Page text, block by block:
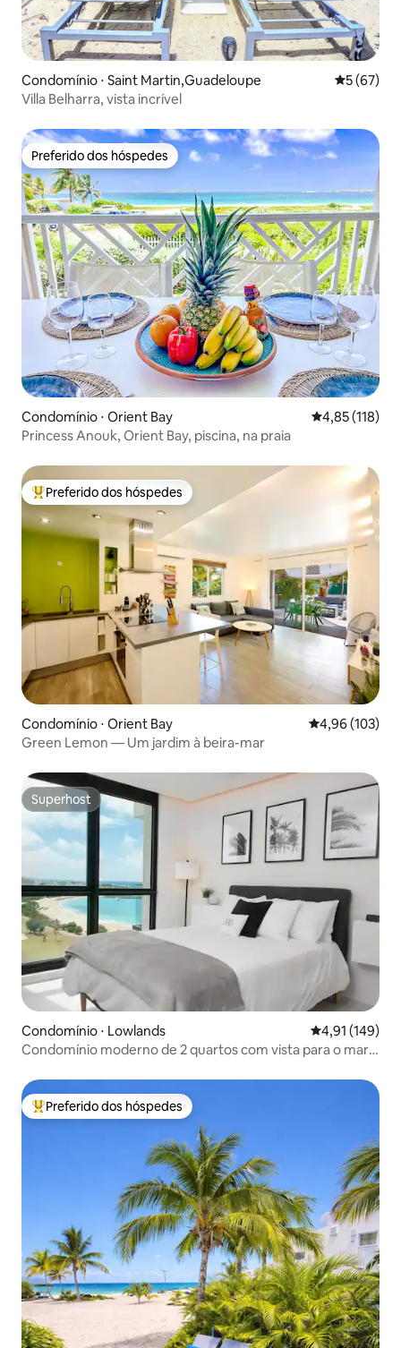
Condomínio ⋅ Saint Martin,Guadeloupe 5 de uma
5 (67)
Villa Belharra, vista incrível
Preferido dos hóspedes
Preferido dos hóspedes
Condomínio ⋅ Orient Bay 4,85 de uma
4,85 (118)
Princess Anouk, Orient Bay, piscina, na praia
Entre os melhores preferidos dos hóspedes
Preferido dos hóspedes
Condomínio ⋅ Orient Bay 4,96 de uma
4,96 (103)
Green Lemon — Um jardim à beira-mar
Superhost
Superhost
Condomínio ⋅ Lowlands 4,91 de uma
4,91 (149)
Condomínio moderno de 2 quartos com vista para o mar
Entre os melhores preferidos dos hóspedes
Preferido dos hóspedes